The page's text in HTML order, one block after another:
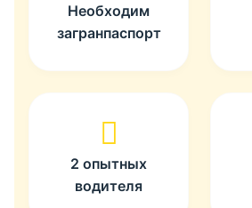
Необходим
загранпаспорт
2 опытных
водителя